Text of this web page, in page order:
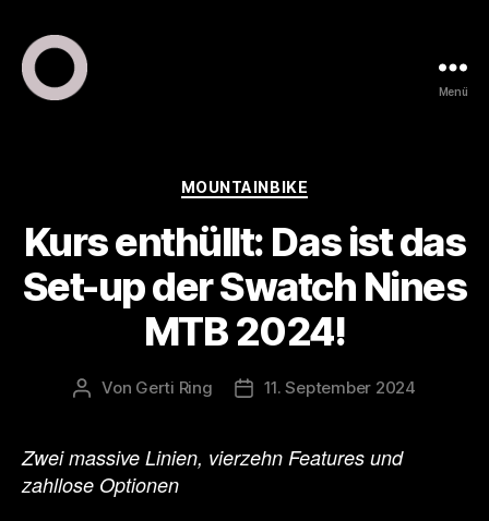
•
marketing
Menü
Kategorien
MOUNTAINBIKE
Kurs enthüllt: Das ist das
Set-up der Swatch Nines
MTB 2024!
Beitragsautor
Von Gerti Ring Veröffentlichungsdatum
11. September 2024
Zwei massive Linien, vierzehn Features und
zahllose Optionen